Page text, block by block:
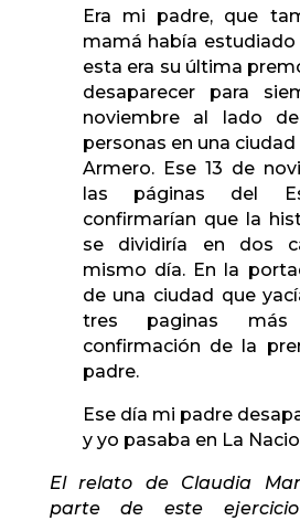
Era mi padre, que
mamá había estudiado
esta era su última
desaparecer para
noviembre al lado
personas en una
Armero. Ese 13 de
las páginas del
confirmarían que la
se dividiría en dos
mismo día. En la
de una ciudad que
tres paginas más
confirmación de la
padre.
Ese día mi padre
y yo pasaba en La
El relato de Claudia
parte de este